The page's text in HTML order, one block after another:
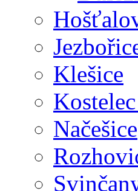
Klešice
Načešice